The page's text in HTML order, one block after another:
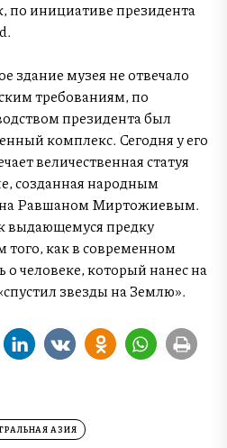
по инициативе президента
здание музея не отвечало
требованиям, по
президента был
комплекс. Сегодня у его
величественная статуя
созданная народным
Равшаном Миртожиевым.
выдающемуся предку
того, как в современном
о человеке, который нанес на
звезды на Землю».
АЗИЯ